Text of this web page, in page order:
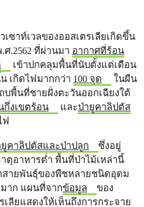
ซาท์เวลของออสเตรเลียเกิดขึ้น
.2562 ที่ผ่านมา อากาศที่ร้อน
เข้าปกคลุมพื้นที่นับตั้งแต่เดือน
เกิดไฟมากกว่า 100 จุด
ในผืน
บพื้นที่ชายฝั่งตะวันออกเฉียงใต้
กึ่งเขตร้อน และป่ายูคาลิปตัส
ฟ
ยูคาลิปตัสและป่าปลูก
ซึ่งอยู่
ตุอาหารต่ำ พื้นที่ป่าไม้เหล่านี้
สายพันธุ์ของพืชหลายชนิดอุดม
าก แผนที่จากข้อมูล
ของ
ลียแสดงให้เห็นถึงการกระจาย